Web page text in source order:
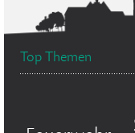
Top Themen